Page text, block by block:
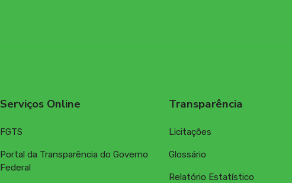
Serviços Online
FGTS
Portal da Transparência do Governo
Federal
Transparência
Licitações
Glossário
Relatório Estatístico